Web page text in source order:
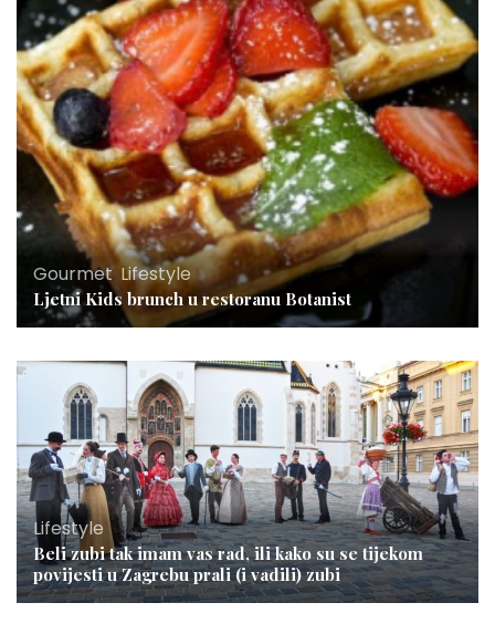
Gourmet, Lifestyle
Ljetni Kids brunch u restoranu Botanist
Lifestyle
Beli zubi tak imam vas rad, ili kako su se tijekom
povijesti u Zagrebu prali (i vadili) zubi